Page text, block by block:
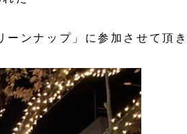
ーンナップ」に参加させて頂